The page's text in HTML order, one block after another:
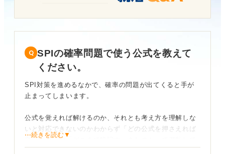
SPIの確率問題で使う公式を教えて
ください。
SPI対策を進めるなかで、確率の問題が出てくると手が
止まってしまいます。
公式を覚えれば解けるのか、それとも考え方を理解しな
いと対応できないのかわからず「どの公式を押さえれば
良いのか」や「どこまで暗記すべきなのか」で混乱して
⋯続きを読む▼